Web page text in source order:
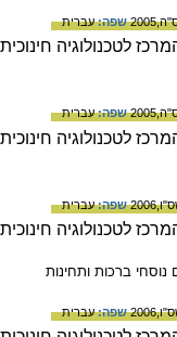
שפה:עברית
שפה:עברית
שפה:עברית
ברכות ותחינות
שפה:עברית